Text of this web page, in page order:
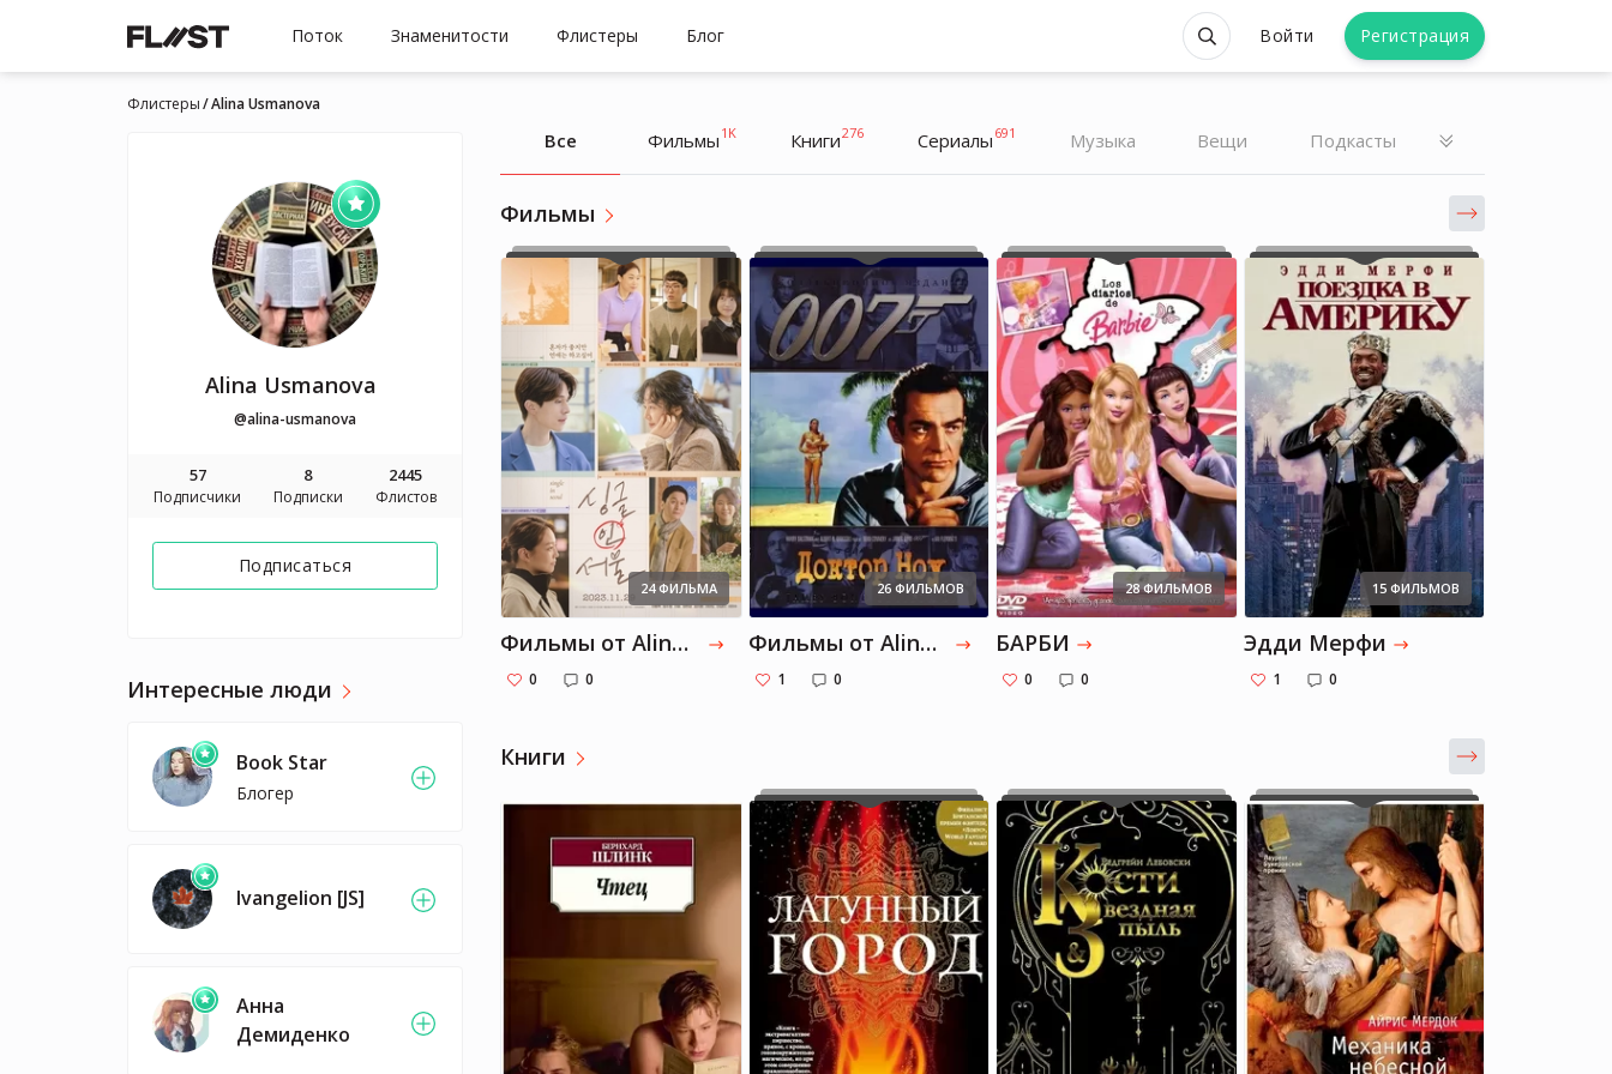
Поток Знаменитости Флистеры Блог Войти Регистрация
Флистеры Alina Usmanova
Alina Usmanova
@alina-usmanova
57
Подписчики
8
Подписки
2445
Флистов
Подписаться
Интересные люди
Book Star
Блогер
Ivangelion [JS]
Анна
Демиденко
Все Фильмы 1K Книги276 Cериалы 691 Музыка Вещи Подкасты
Фильмы
24 ФИЛЬМА
Фильмы от Alina-usmanova: Часть 18
Alina Usmanova
0 0
26 ФИЛЬМОВ
Фильмы от Alina-usmanova: Джеймс Бонд
Alina Usmanova
1 0
28 ФИЛЬМОВ
БАРБИ
Alina Usmanova
0 0
15 ФИЛЬМОВ
Эдди Мерфи
1 0
Книги
Alina Usmanova Alina Usmanova Alina Usmanova